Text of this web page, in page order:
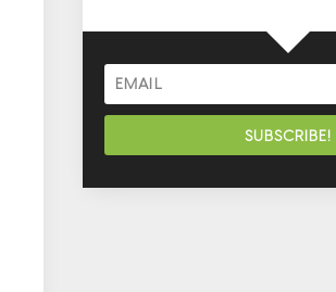
SUBSCRIBE!